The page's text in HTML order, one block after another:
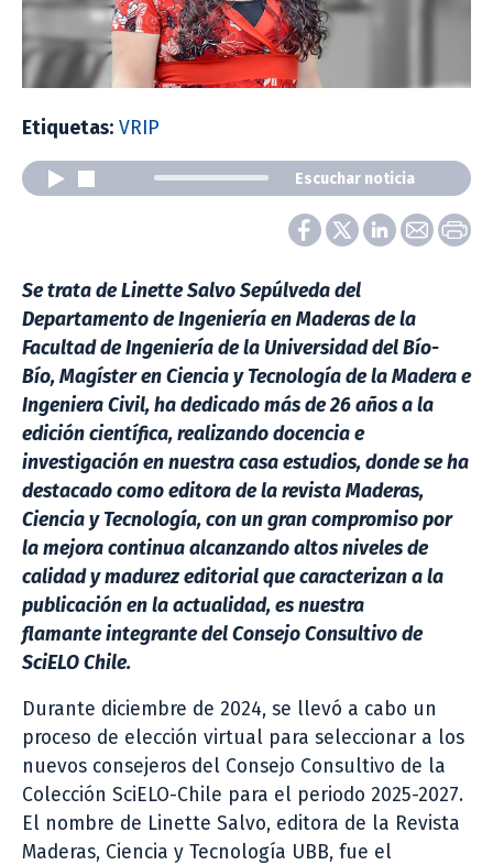
Etiquetas: VRIP
Escuchar noticia
Se trata de Linette Salvo Sepúlveda del
Departamento de Ingeniería en Maderas de la
Facultad de Ingeniería de la Universidad del Bío-
Bío, Magíster en Ciencia y Tecnología de la Madera e
Ingeniera Civil, ha dedicado más de 26 años a la
edición científica, realizando docencia e
investigación en nuestra casa estudios, donde se ha
destacado como editora de la revista Maderas,
Ciencia y Tecnología, con un gran compromiso por
la mejora continua alcanzando altos niveles de
calidad y madurez editorial que caracterizan a la
publicación en la actualidad, es nuestra
flamante integrante del Consejo Consultivo de
SciELO Chile.
Durante diciembre de 2024, se llevó a cabo un
proceso de elección virtual para seleccionar a los
nuevos consejeros del Consejo Consultivo de la
Colección SciELO-Chile para el periodo 2025-2027.
El nombre de Linette Salvo, editora de la Revista
Maderas, Ciencia y Tecnología UBB, fue el